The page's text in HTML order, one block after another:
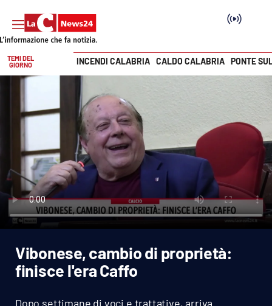
Politica
Attualità
Economia e lavoro
Italia Mondo
Vai
TEMI DEL
GIORNO
INCENDI CALABRIA CALDO CALABRIA PONTE
Vibonese, cambio di proprietà:
finisce l'era Caffo
Dopo settimane di voci e trattative, arriva